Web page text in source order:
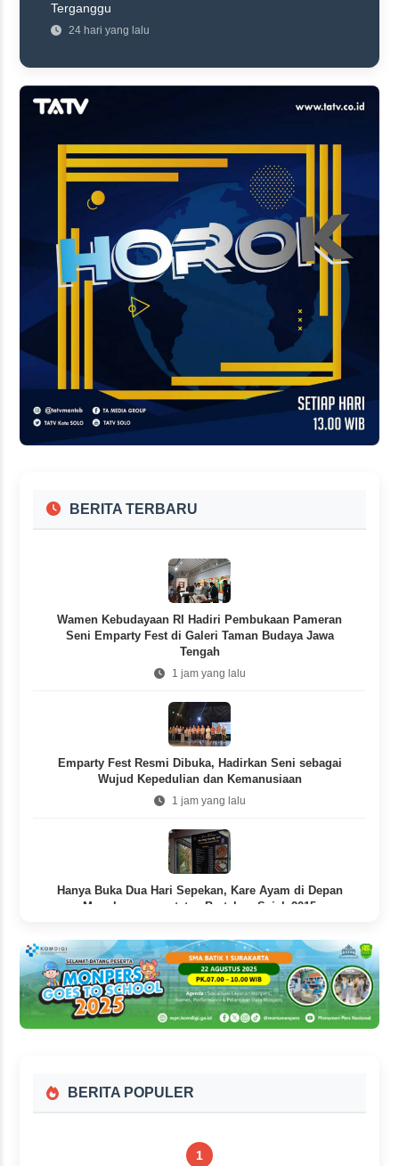
Terganggu
24 hari yang lalu
BERITA TERBARU
Wamen Kebudayaan RI Hadiri Pembukaan Pameran
Seni Emparty Fest di Galeri Taman Budaya Jawa
Tengah
1 jam yang lalu
Emparty Fest Resmi Dibuka, Hadirkan Seni sebagai
Wujud Kepedulian dan Kemanusiaan
1 jam yang lalu
Hanya Buka Dua Hari Sepekan, Kare Ayam di Depan
Mangkunegaran tetap Bertahan Sejak 2015
BERITA POPULER
1